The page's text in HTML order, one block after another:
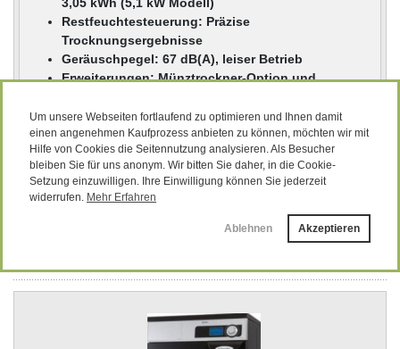
Um unsere Webseiten fortlaufend zu optimieren und Ihnen damit
einen angenehmen Kaufprozess anbieten zu können, möchten wir mit
Hilfe von Cookies die Seitennutzung analysieren. Als Besucher
bleiben Sie für uns anonym. Wir bitten Sie daher, in die Cookie-
Setzung einzuwilligen. Ihre Einwilligung können Sie jederzeit
widerrufen. Mehr Erfahren
Ablehnen Akzeptieren
3,05 kWh (5,1 kW Modell)
Restfeuchtesteuerung: Präzise
Trocknungsergebnisse
Geräuschpegel: 67 dB(A), leiser Betrieb
Erweiterungen: Münztrockner-Option und
Unser bisheriger Preis3.145,00 EUR
Jetzt nur2.589,00 EUR
Sie sparen 18% / 556,00 EUR
(zzgl. 19 % MwSt. zzgl.Versandkosten